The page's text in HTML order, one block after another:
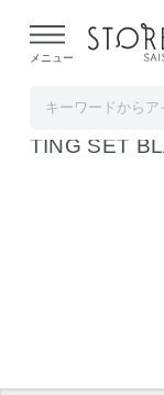
よる配送遅延が発
メニュー
多田製茶
TING SET